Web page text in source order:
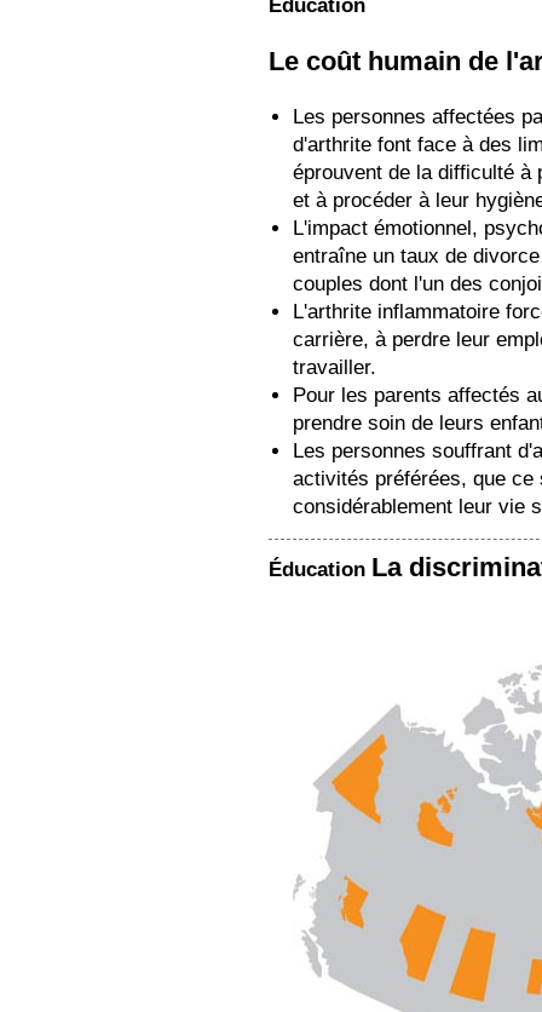
Éducation
Le coût humain de
Les personnes affectées
d'arthrite font face à des
éprouvent de la difficulté à
et à procéder à leur
L'impact émotionnel,
entraîne un taux de
couples dont l'un des
L'arthrite inflammatoire
carrière, à perdre leur
travailler.
Pour les parents affectés
prendre soin de leurs
Les personnes souffrant
activités préférées, que
considérablement leur vie
Éducation La